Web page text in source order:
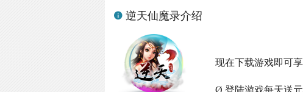
逆天仙魔录介绍
现在下载游戏即可